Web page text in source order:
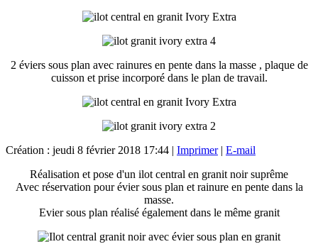
2 éviers sous plan avec rainures en pente dans la masse , plaque de
cuisson et prise incorporé dans le plan de travail.
Création : jeudi 8 février 2018 17:44 | Imprimer| E-mail
Réalisation et pose d'un ilot central en granit noir suprême
Avec réservation pour évier sous plan et rainure en pente dans la
masse.
Evier sous plan réalisé également dans le même granit